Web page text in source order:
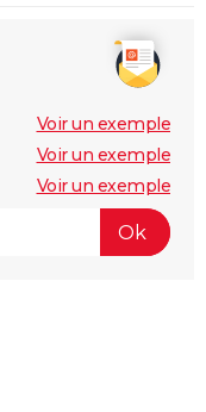
Voir un exemple
Voir un exemple
Voir un exemple